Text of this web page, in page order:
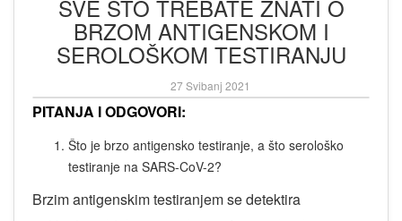
SVE ŠTO TREBATE ZNATI O
BRZOM ANTIGENSKOM I
SEROLOŠKOM TESTIRANJU
27 Svibanj 2021
PITANJA I ODGOVORI:
Što je brzo antigensko testiranje, a što serološko
testiranje na SARS-CoV-2?
Brzim antigenskim testiranjem se detektira